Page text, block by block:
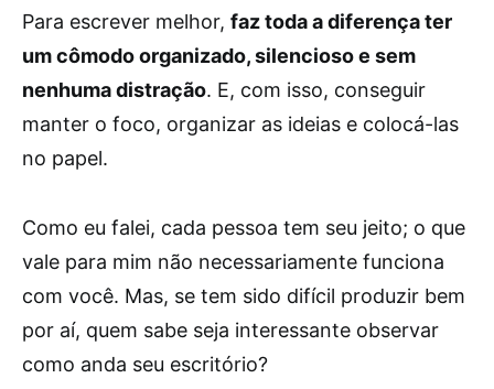
Para escrever melhor, faz toda a diferença ter
um cômodo organizado, silencioso e sem
nenhuma distração. E, com isso, conseguir
manter o foco, organizar as ideias e colocá-las
no papel.
Como eu falei, cada pessoa tem seu jeito; o que
vale para mim não necessariamente funciona
com você. Mas, se tem sido difícil produzir bem
por aí, quem sabe seja interessante observar
como anda seu escritório?